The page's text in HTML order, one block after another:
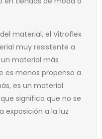
material, el Vitroflex
muy resistente a
material más
es menos propenso a
es un material
significa que no se
exposición a la luz